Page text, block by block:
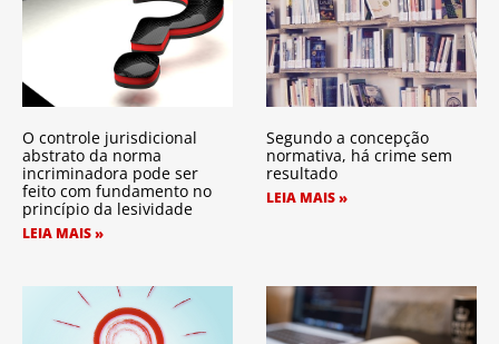
O controle jurisdicional
abstrato da norma
incriminadora pode ser
feito com fundamento no
princípio da lesividade
LEIA MAIS »
Segundo a concepção
normativa, há crime sem
resultado
LEIA MAIS »